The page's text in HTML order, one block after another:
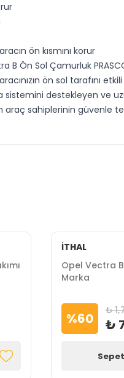
ön kısmını korur
B Ön Sol Çamurluk
ön sol tarafını
sistemini destekleyen ve
sahiplerinin güvenle
İTHAL
Opel Vectra
Marka
%60 ₺
₺